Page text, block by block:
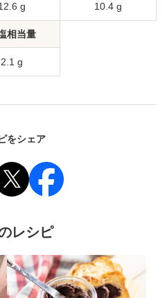
g 10.4 g
相当量
2.1 g
をシェア
レシピ